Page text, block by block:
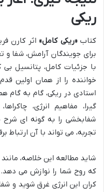
ریکی
کتاب«ریکی کامل» اثر کارن
برای جویندگان آرامش، شفا
با جزئیات کامل، پتانسیل بی
خواننده را از همان اولین
استادی در ریکی، گام به گام
گیرا، مفاهیم انرژی،
شفابخشی را به گونه ای شرح
تجربه، می تواند با آن ارتباط
شاید مطالعه این خلاصه،
که روح شما را نوازش می دهد.
کران این انرژی غرق شوید و